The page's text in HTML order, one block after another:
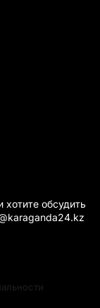
обсудить